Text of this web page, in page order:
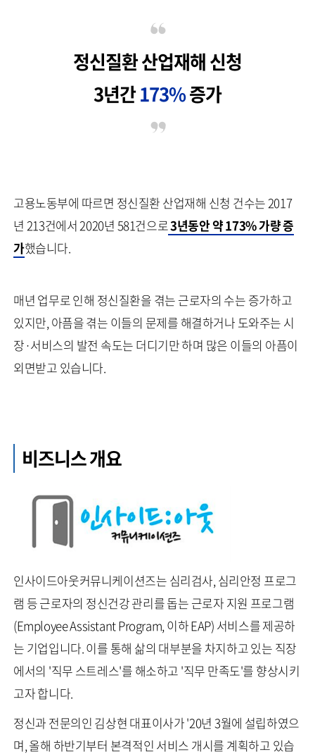
정신질환 산업재해 신청
3년간173%증가
고용노동부에 따르면 정신질환 산업재해 신청 건수는 2017
년 213건에서 2020년 581건으로3년동안 약 173% 가량 증
가했습니다.
매년 업무로 인해 정신질환을 겪는 근로자의 수는 증가하고
있지만, 아픔을 겪는 이들의 문제를 해결하거나 도와주는 시
장·서비스의 발전 속도는 더디기만 하며 많은 이들의 아픔이
외면받고 있습니다.
비즈니스 개요
인사이드아웃커뮤니케이션즈는 심리검사, 심리안정 프로그
램 등 근로자의 정신건강 관리를 돕는 근로자 지원 프로그램
(Employee Assistant Program, 이하 EAP) 서비스를 제공하
는 기업입니다. 이를 통해 삶의 대부분을 차지하고 있는 직장
에서의 '직무 스트레스'를 해소하고 '직무 만족도'를 향상시키
고자 합니다.
정신과 전문의인 김상현 대표이사가 '20년 3월에 설립하였으
며, 올해 하반기부터 본격적인 서비스 개시를 계획하고 있습